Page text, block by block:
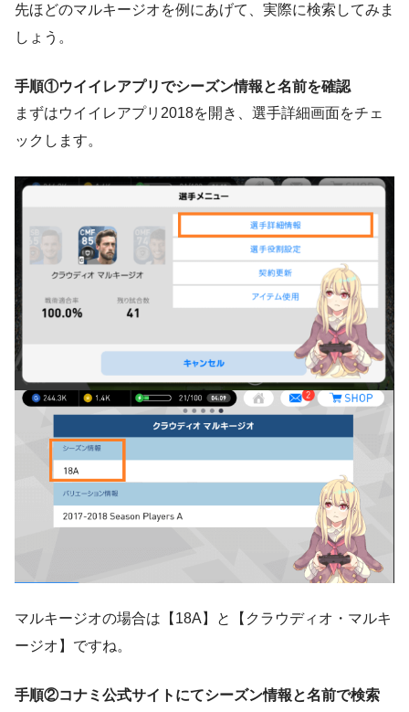
先ほどのマルキージオを例にあげて、実際に検索してみま
しょう。
手順①ウイイレアプリでシーズン情報と名前を確認
まずはウイイレアプリ2018を開き、選手詳細画面をチェ
ックします。
マルキージオの場合は【18A】と【クラウディオ・マルキ
ージオ】ですね。
手順②コナミ公式サイトにてシーズン情報と名前で検索